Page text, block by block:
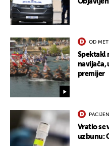
OD
Spektakl
navijača,
premijer
Vratio se
uzbunu:
UKLJUČITE